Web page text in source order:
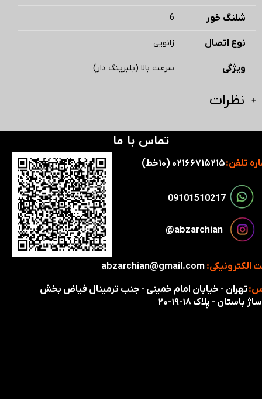
شلنگ خور 6
نوع اتصال زانویی
ویژگی سرعت بالا (بلبرینگ دار)
نظرات
تماس با ما
تلفن:
تهران - خیابان امام خمینی - جنب ترمینال فیاض بخش
باستان - پلاک ۱۸-۱۹-۲۰
الکترونیکی: abzarchian@gmail.com
​​09101510217​​​​​​​
​​​abzarchian@